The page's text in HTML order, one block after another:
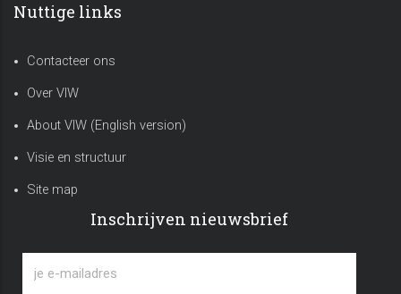
Nuttige links
Contacteer ons
Over VIW
About VIW (English version)
Visie en structuur
Site map
Inschrijven nieuwsbrief